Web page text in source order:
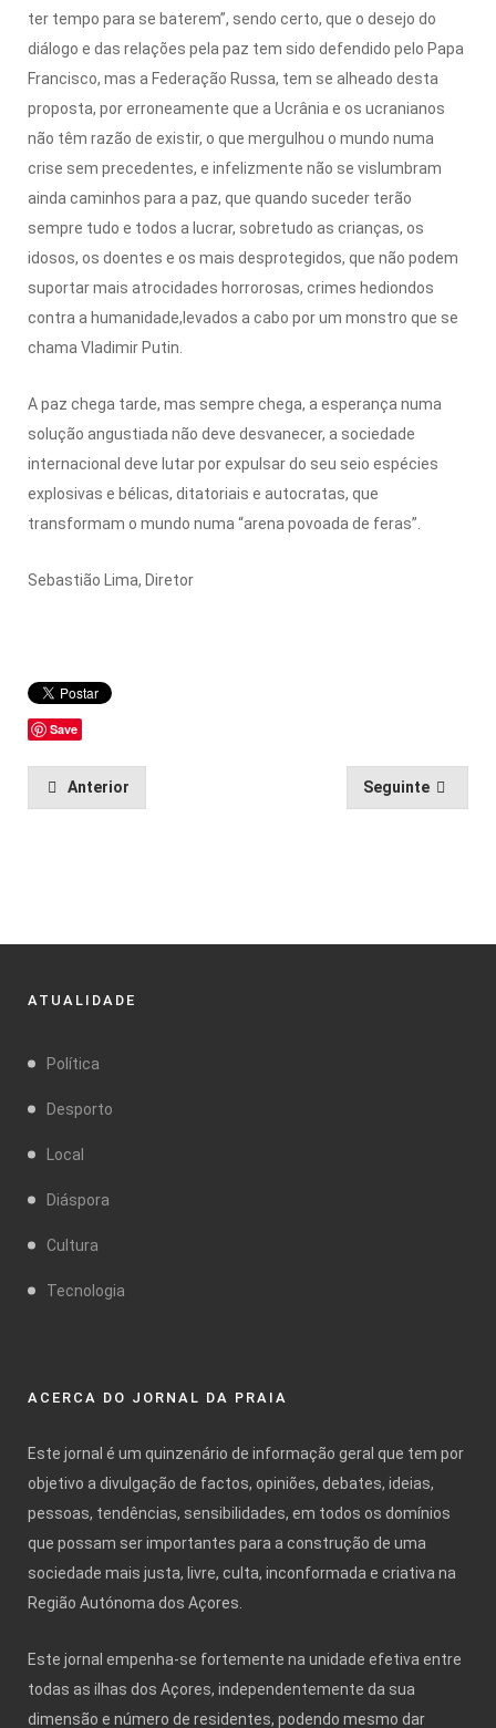
ter tempo para se baterem”, sendo certo, que o desejo do
diálogo e das relações pela paz tem sido defendido pelo Papa
Francisco, mas a Federação Russa, tem se alheado desta
proposta, por erroneamente que a Ucrânia e os ucranianos
não têm razão de existir, o que mergulhou o mundo numa
crise sem precedentes, e infelizmente não se vislumbram
ainda caminhos para a paz, que quando suceder terão
sempre tudo e todos a lucrar, sobretudo as crianças, os
idosos, os doentes e os mais desprotegidos, que não podem
suportar mais atrocidades horrorosas, crimes hediondos
contra a humanidade,levados a cabo por um monstro que se
chama Vladimir Putin.
A paz chega tarde, mas sempre chega, a esperança numa
solução angustiada não deve desvanecer, a sociedade
internacional deve lutar por expulsar do seu seio espécies
explosivas e bélicas, ditatoriais e autocratas, que
transformam o mundo numa “arena povoada de feras”.
Sebastião Lima, Diretor
Save
Anterior Seguinte
ATUALIDADE
Política
Desporto
Local
Diáspora
Cultura
Tecnologia
ACERCA DO JORNAL DA PRAIA
Este jornal é um quinzenário de informação geral que tem por
objetivo a divulgação de factos, opiniões, debates, ideias,
pessoas, tendências, sensibilidades, em todos os domínios
que possam ser importantes para a construção de uma
sociedade mais justa, livre, culta, inconformada e criativa na
Região Autónoma dos Açores.
Este jornal empenha-se fortemente na unidade efetiva entre
todas as ilhas dos Açores, independentemente da sua
dimensão e número de residentes, podendo mesmo dar